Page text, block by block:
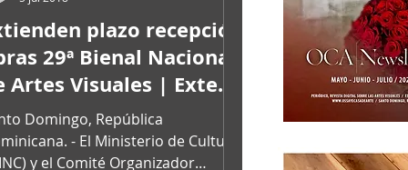
plazo recepción
29ª Bienal Nacional
Artes Visuales | Extend
deadline wo
Domingo, República
- El Ministerio de Cultura
y el Comité Organizador